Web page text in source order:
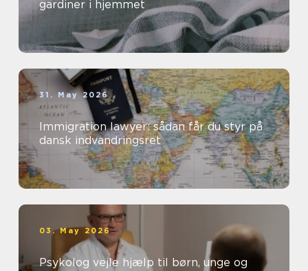
gardiner i hjemmet
31. May 2026
Immigration lawyer: sådan får du styr på
dansk indvandringsret
03. May 2026
Psykolog vejle hjælp til børn, unge og